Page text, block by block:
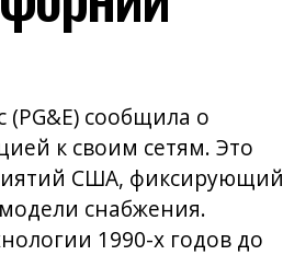
(PG&E) сообщила о
к своим сетям. Это
США, фиксирующий
снабжения.
1990-х годов до